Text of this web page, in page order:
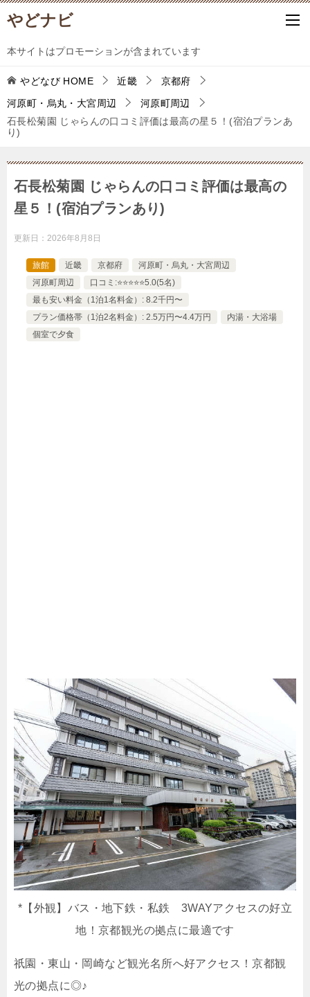
やどナビ
本サイトはプロモーションが含まれています
やどなび HOME 近畿
京都府
河原町・烏丸・大宮周辺
河原町周辺
石長松菊園 じゃらんの口コミ評価は最高の星５！(宿泊プランあ
り)
石長松菊園 じゃらんの口コミ評価は最高の
星５！(宿泊プランあり)
更新日： 2026年8月8日
旅館 近畿 京都府
河原町・烏丸・大宮周辺
河原町周辺
口コミ:⭐️⭐️⭐️⭐️⭐️5.0(5名)
最も安い料金（1泊1名料金）: 8.2千円〜
プラン価格帯（1泊2名料金）: 2.5万円〜4.4万円
内湯・大浴場
個室で夕食
*【外観】バス・地下鉄・私鉄 3WAYアクセスの好立
地！京都観光の拠点に最適です
祇園・東山・岡崎など観光名所へ好アクセス！京都観
光の拠点に◎♪